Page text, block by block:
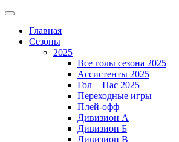
Главная
Сезоны
2025
Все голы сезона 2025
Ассистенты 2025
Гол + Пас 2025
Переходные игры
Плей-офф
Дивизион A
Дивизион Б
Дивизион В